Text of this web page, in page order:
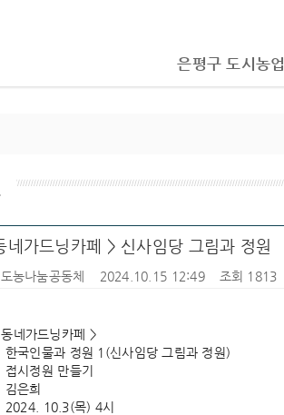
은평구 도시농업
네가드닝카페 > 신사임당 그림과 정원
농나눔공동체 2024.10.15 12:49 조회 1813
네가드닝카페 >
한국인물과 정원 1(신사임당 그림과 정원)
접시정원 만들기
김은희
2024. 10.3(목) 4시